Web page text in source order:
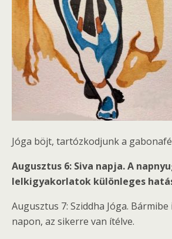
Jóga böjt, tartózkodjunk a
Augusztus 6: Siva napja. A
lelkigyakorlatok különleges
Augusztus 7: Sziddha Jóga.
napon, az sikerre van ítélve.